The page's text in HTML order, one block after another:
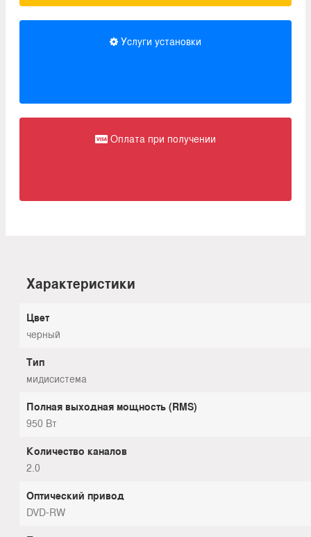
Услуги установки
Оплата при получении
Характеристики
Цвет
черный
Тип
мидисистема
Полная выходная мощность (RMS)
950 Вт
Количество каналов
2.0
Оптический привод
DVD-RW